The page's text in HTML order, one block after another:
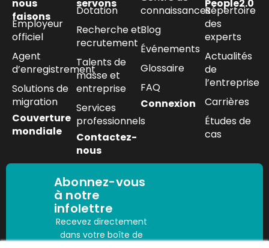
nous
faisons
Employeur
officiel
Agent
d’enregistrement
Solutions de
migration
Couverture
mondiale
servons
Dotation
Recherche et
recrutement
Talents de
masse et
entreprise
Services
professionnels
Contactez-
nous
connaissances
Blog
Événements
Glossaire
FAQ
Connexion
People2.0
Répertoire
des
experts
Actualités
de
l’entreprise
Carrières
Études de
cas
Abonnez-vous
à notre
infolettre
Recevez directement
dans votre boîte de